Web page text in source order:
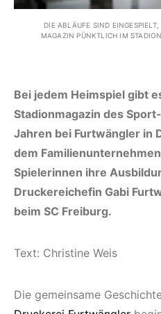
DIE ABLÄUFE SIND
MAGAZIN PÜNKTLICH IM
Bei jedem Heimspiel gibt
Stadionmagazin des
Jahren bei Furtwängler in
dem
Spielerinnen ihre
Druckereichefin Gabi
beim SC Freiburg.
Text: Christine Weis
Die gemeinsame